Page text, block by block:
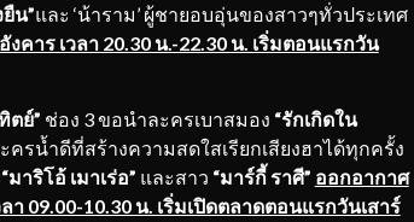
น”และ ‘น้าราม’ ผู้ชายอบอุ่นของสาวๆทั่วประเทศ
คาร เวลา 20.30 น.-22.30 น. เริ่มตอนแรกวัน
ตย์” ช่อง 3 ขอนำละครเบาสมอง “รักเกิดใน
ครน้ำดีที่สร้างความสดใสเรียกเสียงฮาได้ทุกครั้ง
“มาริโอ้ เมาเร่อ” และสาว “มาร์กี้ ราศี” ออกอากาศ
า 09.00-10.30 น. เริ่มเปิดตลาดตอนแรกวันเสาร์